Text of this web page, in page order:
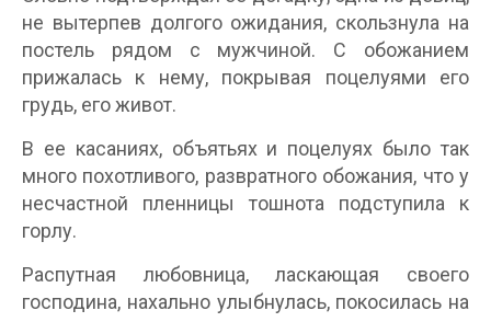
не вытерпев долгого ожидания, скользнула на
постель рядом с мужчиной. С обожанием
прижалась к нему, покрывая поцелуями его
грудь, его живот.
В ее касаниях, объятьях и поцелуях было так
много похотливого, развратного обожания, что у
несчастной пленницы тошнота подступила к
горлу.
Распутная любовница, ласкающая своего
господина, нахально улыбнулась, покосилась на